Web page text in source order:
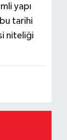
yapı
tarihi
niteliği